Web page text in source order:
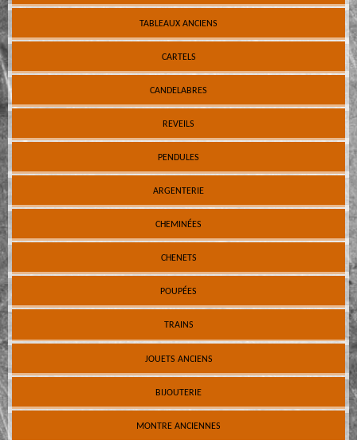
TABLEAUX ANCIENS
CARTELS
CANDELABRES
REVEILS
PENDULES
ARGENTERIE
CHEMINÉES
CHENETS
POUPÉES
TRAINS
JOUETS ANCIENS
BIJOUTERIE
MONTRE ANCIENNES